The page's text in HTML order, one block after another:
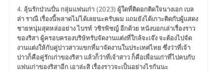
4. ลุ้นรักป่วนปั่น กลุ่มแฟนเก่า (2023) ผู้ใดที่ติดอกติดใจนางเอก เบล
ล่า ราณี เรื่องนี้พลาดไม่ได้เลยนะครับผม แถมยังได้เกาะติดกับผู้แสดง
ชายหนุ่มสุดหล่ออย่าง ไบรท์ วชิรพิชญ์ อีกด้วย หนังบอกเล่าเรื่องราว
ของริสา ผู้ครอบครองบริษัทรับจัดงานแต่งที่ใกล้จะเจ๊ง จะต้องไปจัด
งานแต่งให้กับคู่บ่าวสาวแขกที่มาจัดงานในประเทศไทย ซึ่งว่าที่เจ้า
บ่าวก็คือคู่รักเก่าของริสา แล้วก็ว่าที่เจ้าสาว ก็คือเพื่อนเก่าที่ไปคบกับ
แฟนเก่าของริสาอีก เอาล่ะสิ เรื่องราวจะเป็นอย่างไรกันนะ